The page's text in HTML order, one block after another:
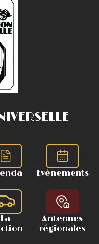
Evènements
La
Antennes
régionales